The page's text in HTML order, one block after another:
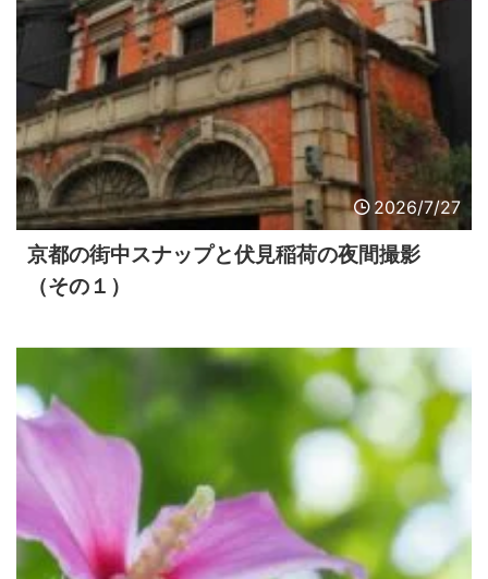
2026/7/27
京都の街中スナップと伏見稲荷の夜間撮影
（その１）